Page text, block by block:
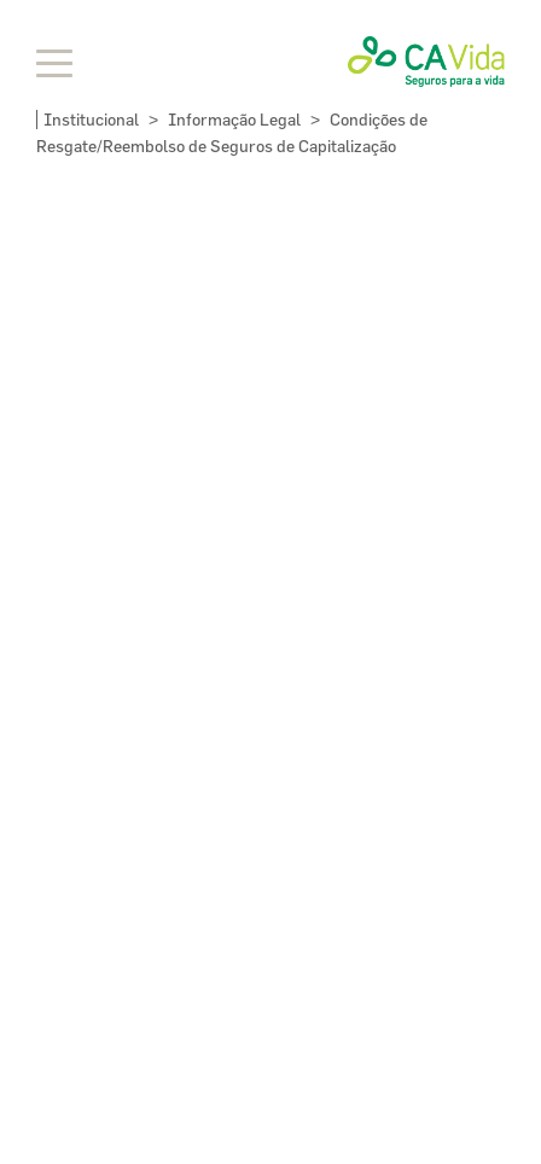
Institucional > Informação Legal > Condições de
Resgate/Reembolso de Seguros de Capitalização